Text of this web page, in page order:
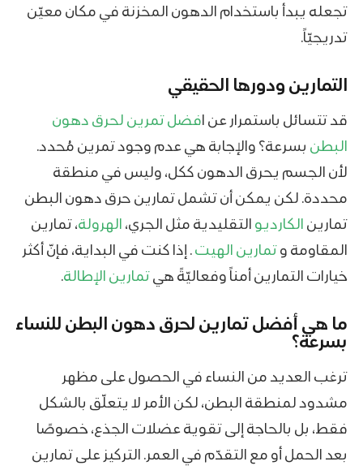
تجعله يبدأ باستخدام الدهون المخزنة في مكان معيّن
تدريجيّاً.
التمارين ودورها الحقيقي
قد تتسائل باستمرار عن افضل تمرين لحرق دهون
البطن بسرعة؟ والإجابة هي عدم وجود تمرين مُحدد.
لأن الجسم يحرق الدهون ككل، وليس في منطقة
محددة. لكن يمكن أن تشمل تمارين حرق دهون البطن
تمارين الكارديو التقليدية مثل الجري، الهرولة، تمارين
المقاومة وتمارين الهيت. إذا كنت في البداية، فإنّ أكثر
خيارات التمارين أمناً وفعاليّةً هيتمارين الإطالة.
ما هي أفضل تمارين لحرق دهون البطن للنساء
بسرعة؟
ترغب العديد من النساء في الحصول على مظهر
مشدود لمنطقة البطن، لكن الأمر لا يتعلّق بالشكل
فقط، بل بالحاجة إلى تقوية عضلات الجذع، خصوصًا
بعد الحمل أو مع التقدّم في العمر. التركيز على تمارين